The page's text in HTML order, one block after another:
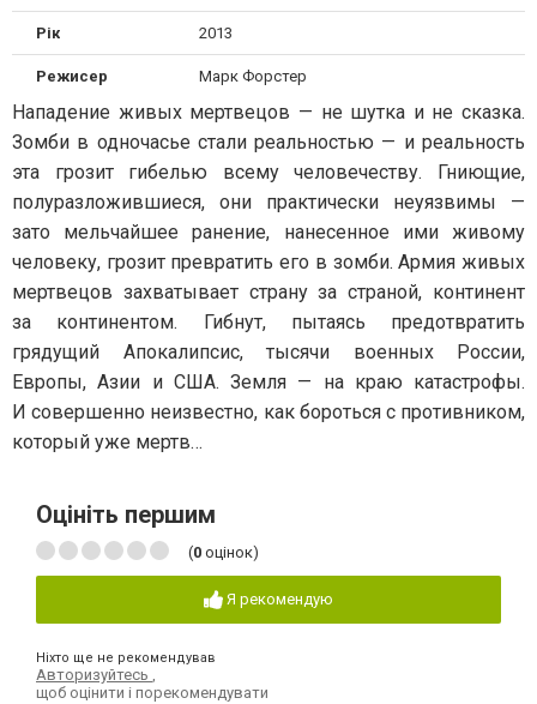
Рік 2013
Режисер Марк Форстер
Нападение живых мертвецов — не шутка и не сказка.
Зомби в одночасье стали реальностью — и реальность
эта грозит гибелью всему человечеству. Гниющие,
полуразложившиеся, они практически неуязвимы —
зато мельчайшее ранение, нанесенное ими живому
человеку, грозит превратить его в зомби. Армия живых
мертвецов захватывает страну за страной, континент
за континентом. Гибнут, пытаясь предотвратить
грядущий Апокалипсис, тысячи военных России,
Европы, Азии и США. Земля — на краю катастрофы.
И совершенно неизвестно, как бороться с противником,
который уже мертв…
Оцініть першим
(0 оцінок)
Я рекомендую
Ніхто ще не рекомендував
Авторизуйтесь ,
щоб оцінити і порекомендувати